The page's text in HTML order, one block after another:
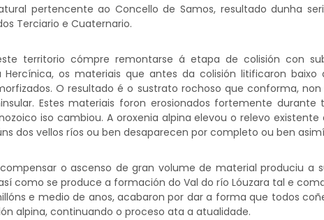
pertencente ao Concello de Samos, resultado dunha
Terciario e Cuaternario.
territorio cómpre remontarse á etapa de colisión con
os materiais que antes da colisión litificaron
O resultado é o sustrato rochoso que conforma,
Estes materiais foron erosionados fortemente durante
iso cambiou. A oroxenia alpina elevou o relevo
dos vellos ríos ou ben desaparecen por completo ou ben
o ascenso de gran volume de material produciu a
como se produce a formación do Val do río Lóuzara tal e
e medio de anos, acabaron por dar a forma que todos
alpina, continuando o proceso ata a atualidade.